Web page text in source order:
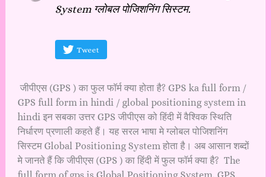
System ग्लोबल पोजिशनिंग सिस्टम.
Tweet
जीपीएस (GPS ) का फुल फॉर्म क्या होता है? GPS ka full form /
GPS full form in hindi / global positioning system in
hindi इन सबका उत्तर GPS जीपीएस को हिंदी में वैश्विक स्थिति
निर्धारण प्रणाली कहते हैं। यह सरल भाषा मे ग्लोबल पोजिशनिंग
सिस्टम Global Positioning System होता है। अब आसान शब्दों
मे जानते हैं कि जीपीएस (GPS ) का हिंदी में फुल फॉर्म क्या है? The